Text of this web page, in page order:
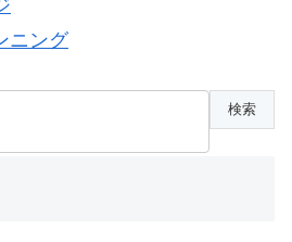
ニング